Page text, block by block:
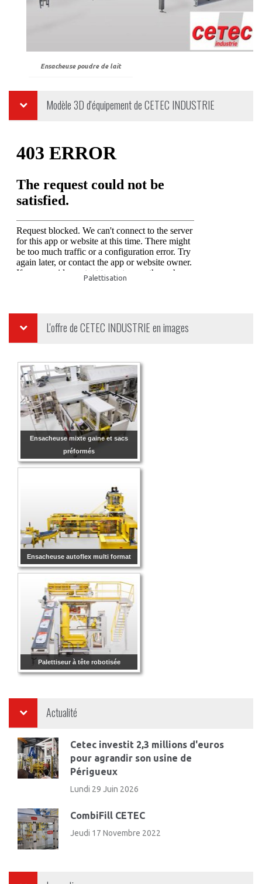
Ensacheuse poudre de lait
Modèle 3D d'équipement deCETEC INDUSTRIE
Palettisation
L'offre deCETEC INDUSTRIEen images
Ensacheuse mixte gaine et sacs
préformés
Ensacheuse autoflex multi format
Palettiseur à tête robotisée
Actualité
Cetec investit 2,3 millions d'euros
pour agrandir son usine de
Périgueux
Lundi 29 Juin 2026
CombiFill CETEC
Jeudi 17 Novembre 2022